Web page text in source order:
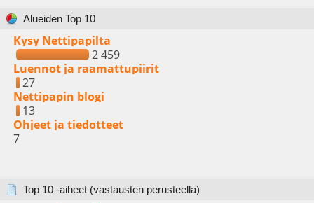
Alueiden Top 10
Kysy Nettipapilta
2 459
Luennot ja raamattupiirit
27
Nettipapin blogi
13
Ohjeet ja tiedotteet
7
Top 10 -aiheet (vastausten perusteella)